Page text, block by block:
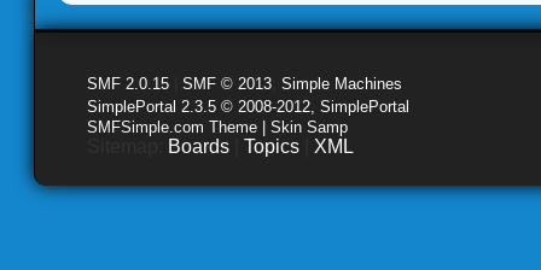
SMF 2.0.15 SMF © 2013 Simple Machines
SimplePortal 2.3.5 © 2008-2012, SimplePortal
SMFSimple.com Theme | Skin Samp
Boards Topics XML